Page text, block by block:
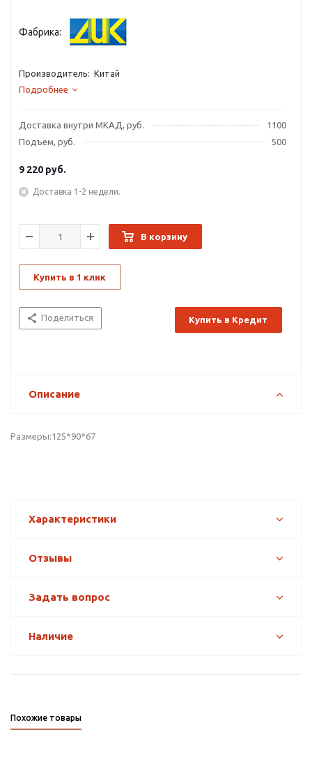
Фабрика:
Производитель: Китай
Подробнее
Доставка внутри МКАД, руб.
1100
Подъем, руб.
500
9 220 руб.
Доставка 1-2 недели.
В корзину
Купить в 1 клик
Поделиться Купить в Кредит
Описание
Размеры:125*90*67
Характеристики
Отзывы
Задать вопрос
Наличие
Похожие товары